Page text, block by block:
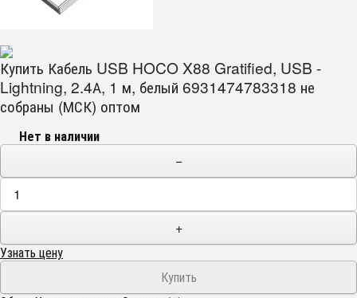
Купить Кабель USB HOCO X88 Gratified, USB -
Lightning, 2.4А, 1 м, белый 6931474783318 не
собраны (МСК) оптом
Нет в наличии
−
+
Узнать цену